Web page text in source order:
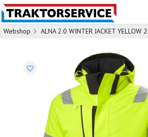
Webshop ALNA 2.0 WINTER JACKET YELLOW